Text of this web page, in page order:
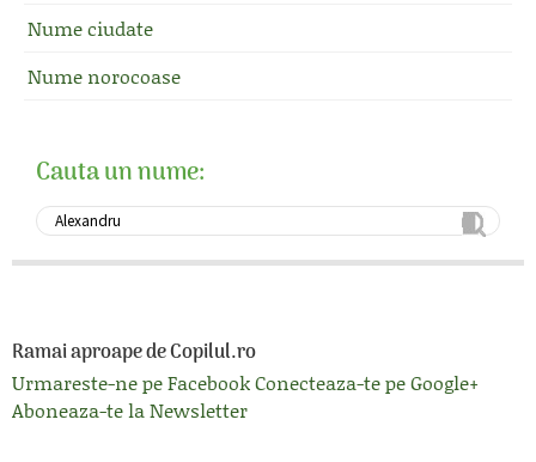
Nume ciudate
Nume norocoase
Cauta un nume:
Ramai aproape de Copilul.ro
Urmareste-ne pe FacebookConecteaza-te pe Google+
Aboneaza-te la Newsletter